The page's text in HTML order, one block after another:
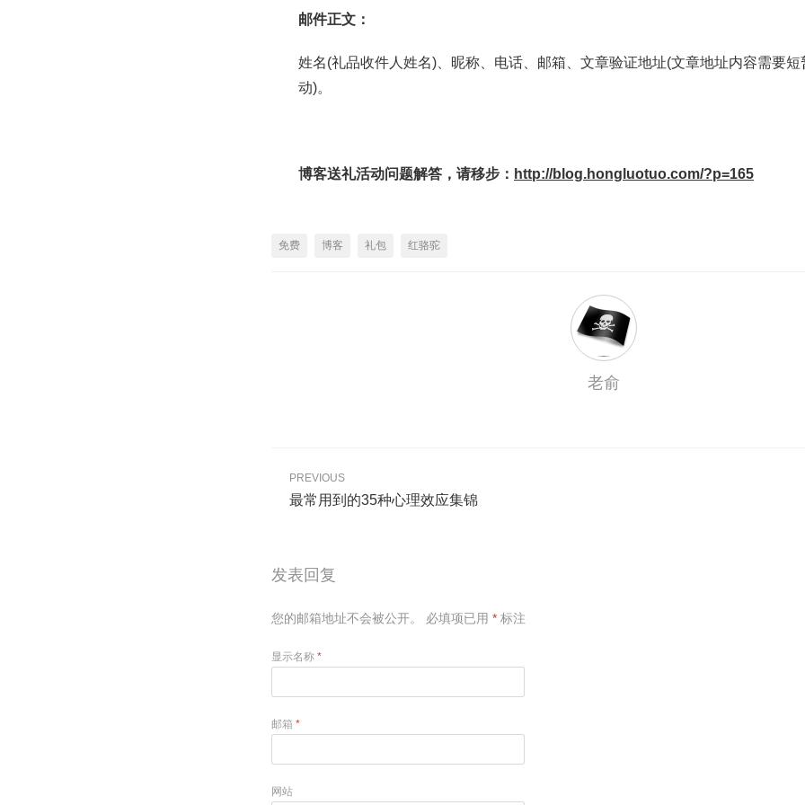
邮件正文：
姓名(礼品收件人姓名)、昵称、电话、邮箱、文章验证地址(文章地址内容需要
动)。
博客送礼活动问题解答，请移步： http://blog.hongluotuo.com/?p=165
免费 博客 礼包 红骆驼
老俞
PREVIOUS
最常用到的35种心理效应集锦
发表回复
您的邮箱地址不会被公开。 必填项已用 * 标注
显示名称 *
邮箱 *
网站